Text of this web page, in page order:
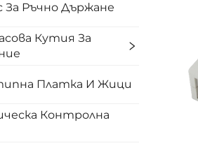
За Ръчно Държане
Кутия За
Платка И Жици
Контролна